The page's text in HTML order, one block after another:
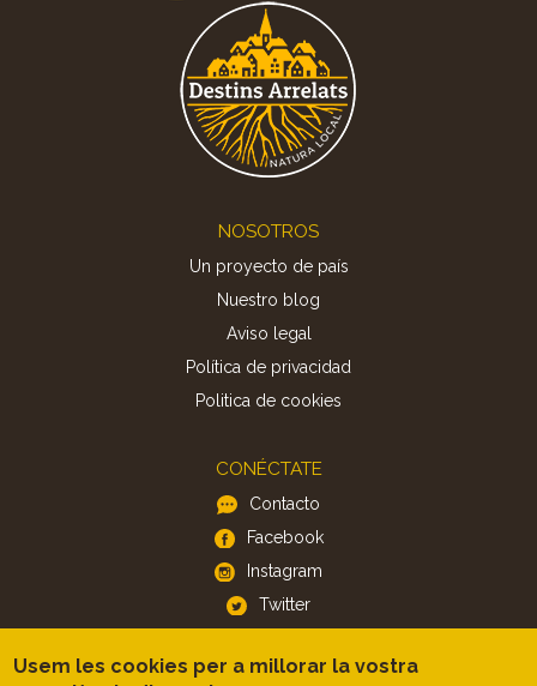
NOSOTROS
Un proyecto de país
Nuestro blog
Aviso legal
Política de privacidad
Politica de cookies
CONÉCTATE
Contacto
Facebook
Instagram
Twitter
APP
Usem les cookies per a millorar la vostra